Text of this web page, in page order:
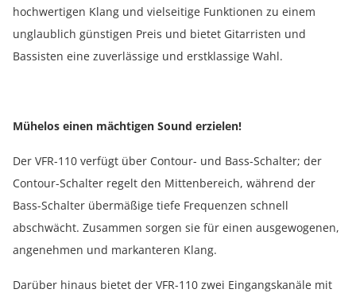
hochwertigen Klang und vielseitige Funktionen zu einem
unglaublich günstigen Preis und bietet Gitarristen und
Bassisten eine zuverlässige und erstklassige Wahl.
Mühelos einen mächtigen Sound erzielen!
Der VFR-110 verfügt über Contour- und Bass-Schalter; der
Contour-Schalter regelt den Mittenbereich, während der
Bass-Schalter übermäßige tiefe Frequenzen schnell
abschwächt. Zusammen sorgen sie für einen ausgewogenen,
angenehmen und markanteren Klang.
Darüber hinaus bietet der VFR-110 zwei Eingangskanäle mit